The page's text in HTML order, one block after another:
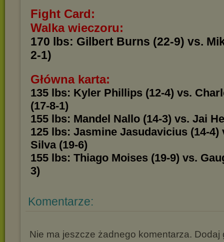
Fight Card:
Walka wieczoru:
170 lbs: Gilbert Burns (22-9) vs.
2-1)
Główna karta:
135 lbs: Kyler Phillips (12-4) vs.
(17-8-1)
155 lbs: Mandel Nallo (14-3) vs. Jai
125 lbs: Jasmine Jasudavicius (14-4)
Silva (19-6)
155 lbs: Thiago Moises (19-9) vs.
3)
Komentarze:
Nie ma jeszcze żadnego komentarza. Dodaj